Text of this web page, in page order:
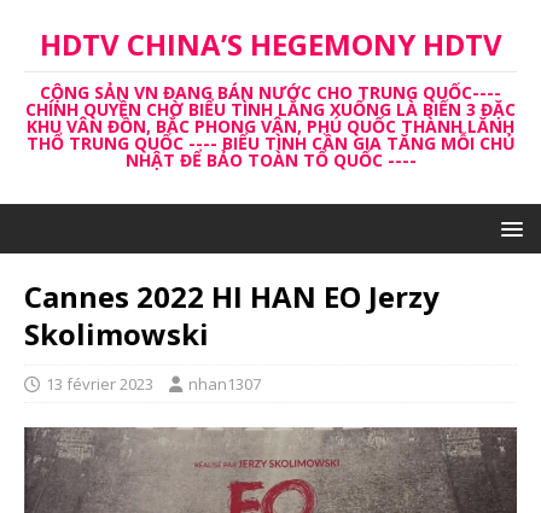
HDTV CHINA’S HEGEMONY HDTV
CỘNG SẢN VN ĐANG BÁN NƯỚC CHO TRUNG QUỐC----
CHÍNH QUYỀN CHỜ BIỂU TÌNH LẮNG XUỐNG LÀ BIẾN 3 ĐẶC
KHU VÂN ĐỒN, BẮC PHONG VÂN, PHÚ QUỐC THÀNH LĂNH
THỔ TRUNG QUỐC ---- BIỂU TÌNH CẦN GIA TĂNG MỖI CHỦ
NHẬT ĐỂ BẢO TOÀN TỔ QUỐC ----
Cannes 2022 HI HAN EO Jerzy
Skolimowski
13 février 2023 nhan1307